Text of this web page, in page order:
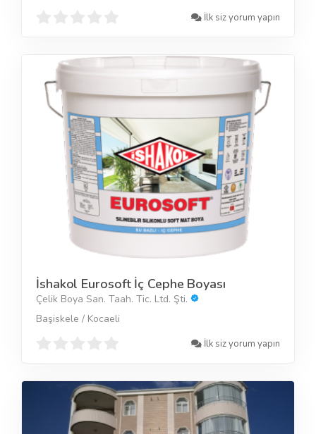
İlk siz yorum yapın
İshakol Eurosoft İç Cephe Boyası
Çelik Boya San. Taah. Tic. Ltd. Şti.
Başiskele / Kocaeli
İlk siz yorum yapın